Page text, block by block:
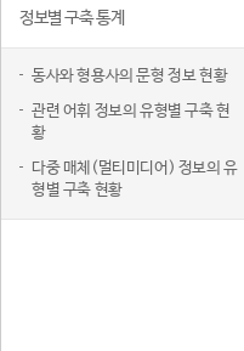
정보별 구축 통계
동사와 형용사의 문형 정보 현황
관련 어휘 정보의 유형별 구축 현
황
다중 매체(멀티미디어) 정보의 유
형별 구축 현황